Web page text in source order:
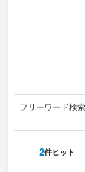
フリーワード検索
2件ヒット